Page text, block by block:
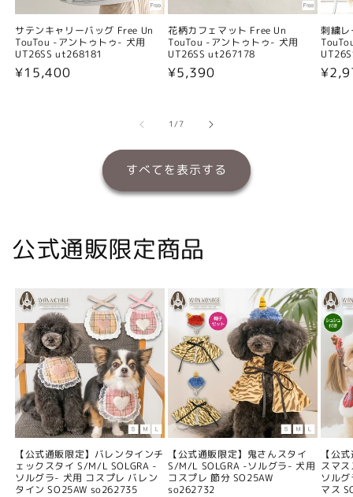
サテンキャリーバッグ Free Un
TouTou -アントゥトゥ- 犬用
UT26SS ut268181
通
¥15,400
花柄カフェマット Free Un
TouTou -アントゥトゥ- 犬用
UT26SS ut267178
通
格
¥5,390
刺繍
通
1/の
7
すべてを表示する
公式通販限定商品
【公式通販限定】バレンタインチ
ェックスタイ S/M/L SOLGRA -
ソルグラ- 犬用 コスプレ バレン
タイン SO25AW so262735
【公式通販限定】鬼さんスタイ
S/M/L SOLGRA -ソルグラ- 犬用
コスプレ 節分 SO25AW
so262732
【公
スマ
ソル
マス